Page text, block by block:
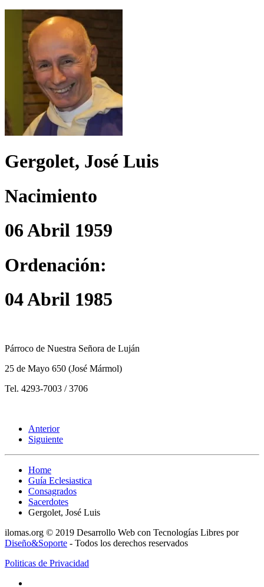
Gergolet, José Luis
Nacimiento
06 Abril 1959
Ordenación:
04 Abril 1985
Párroco de Nuestra Señora de Luján
25 de Mayo 650 (José Mármol)
Tel. 4293-7003 / 3706
Anterior
Siguiente
Home
Guía Eclesiastica
Consagrados
Sacerdotes
Gergolet, José Luis
ilomas.org © 2019 Desarrollo Web con Tecnologías Libres por
Diseño&Soporte - Todos los derechos reservados
Politicas de Privacidad